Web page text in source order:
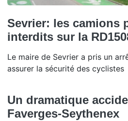
Sevrier: les camions
interdits sur la
Le maire de Sevrier a pris un
assurer la sécurité des cyclistes
Un dramatique
Faverges-Seythenex